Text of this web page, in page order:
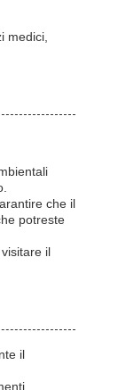
medici,
che il
potreste
il
il